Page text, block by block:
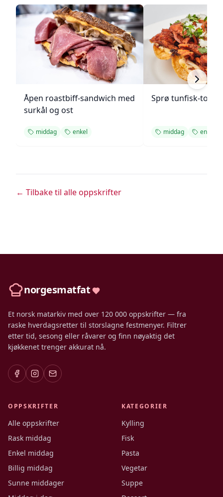
Åpen roastbiff-sandwich med
surkål og ost
middag enkel
Sprø tunfisk-
middag enkel
← Tilbake til alle oppskrifter
norgesmatfat
Et norsk matarkiv med over 120 000 oppskrifter — fra
raske hverdagsretter til storslagne festmenyer. Filtrer
etter tid, sesong eller råvarer og finn nøyaktig det
kjøkkenet trenger akkurat nå.
OPPSKRIFTER
Alle oppskrifter
Rask middag
Enkel middag
Billig middag
Sunne middager
KATEGORIER
Kylling
Fisk
Pasta
Vegetar
Suppe